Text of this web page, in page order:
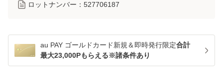
ロットナンバー： 527706187
au PAY ゴールドカード新規＆即時発行限定合計
最大23,000Pもらえる※諸条件あり